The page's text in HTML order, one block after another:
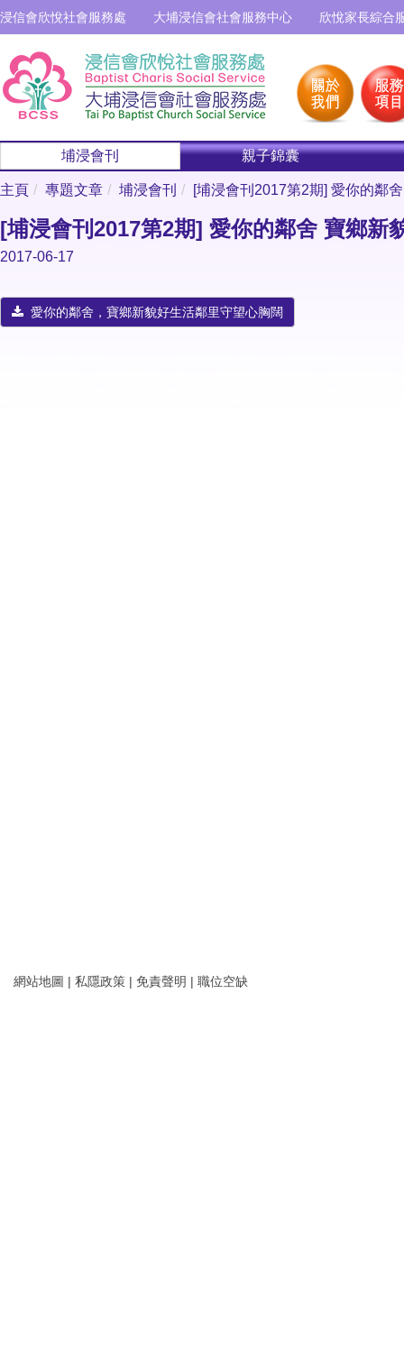
浸信會欣悅社會服務處 大埔浸信會社會服務中心 欣悅家長綜合
埔浸會刊 親子錦囊
主頁 專題文章 埔浸會刊 [埔浸會刊2017第2期] 愛你的鄰
[埔浸會刊2017第2期] 愛你的鄰舍 寶鄉新
2017-06-17
愛你的鄰舍，寶鄉新貌好生活鄰里守望心胸闊
網站地圖 | 私隱政策 | 免責聲明 | 職位空缺